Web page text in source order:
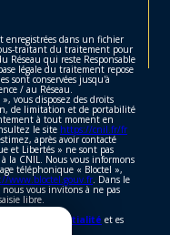
enregistrées dans un fichier
traitant du traitement pour
Réseau qui reste Responsable
légale du traitement repose
sont conservées jusqu'à
/ au Réseau.
vous disposez des droits
de limitation et de portabilité
à tout moment en
le site https://cnil.fr/fr
après avoir contacté
et Libertés » ne sont pas
la CNIL. Nous vous informons
téléphonique « Bloctel »,
www.bloctel.gouv.fr. Dans le
vous invitons à ne pas
libre.
de Confidentialité et es